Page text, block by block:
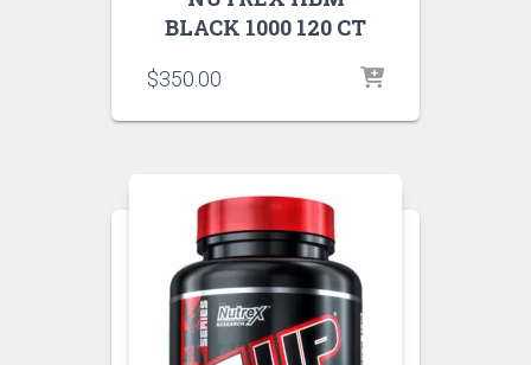
BLACK 1000 120 CT
$350.00